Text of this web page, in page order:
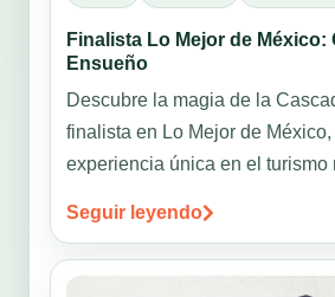
Finalista Lo Mejor de México:
Ensueño
Descubre la magia de la
finalista en Lo Mejor de
experiencia única en el turismo
Seguir leyendo